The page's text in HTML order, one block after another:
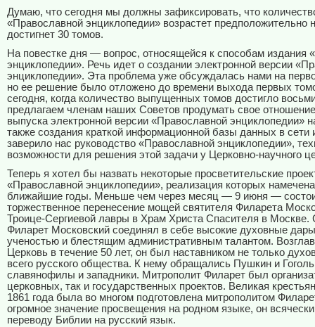
Думаю, что сегодня мы должны зафиксировать, что
«Православной энциклопедии» возрастет предположительно
достигнет 30 томов.
На повестке дня — вопрос, относящейся к способам издания
энциклопедии». Речь идет о создании электронной версии
энциклопедии». Эта проблема уже обсуждалась нами на
но ее решение было отложено до времени выхода первых
сегодня, когда количество выпущенных томов достигло
предлагаем членам наших Советов продумать свое
выпуска электронной версии «Православной энциклопедии»
также создания краткой информационной базы данных в сети
заверило нас руководство «Православной энциклопедии»,
возможности для решения этой задачи у Церковно-научного
Теперь я хотел бы назвать некоторые просветительские
«Православной энциклопедии», реализация которых
ближайшие годы. Меньше чем через месяц — 9 июня —
торжественное перенесение мощей святителя Филарета
Троице-Сергиевой лавры в Храм Христа Спасителя в Москве.
Филарет Московский соединял в себе высокие духовные
ученостью и блестящим административным талантом.
Церковь в течение 50 лет, он был наставником не только
всего русского общества. К нему обращались Пушкин и
славянофилы и западники. Митрополит Филарет был
церковных, так и государственных проектов. Великая
1861 года была во многом подготовлена митрополитом
огромное значение просвещения на родном языке, он
переводу Библии на русский язык.